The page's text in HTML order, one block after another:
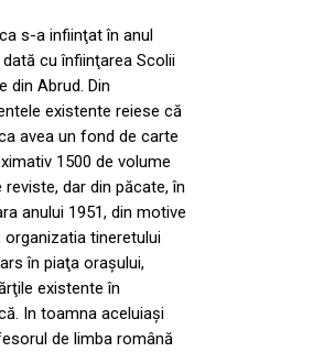
s-a infiinţat în anul
dată cu înfiinţarea Scolii
din Abrud. Din
existente reiese că
avea un fond de carte
1500 de volume
reviste, dar din păcate, în
anului 1951, din motive
organizatia tineretului
în piaţa oraşului,
existente în
In toamna aceluiaşi
de limba română